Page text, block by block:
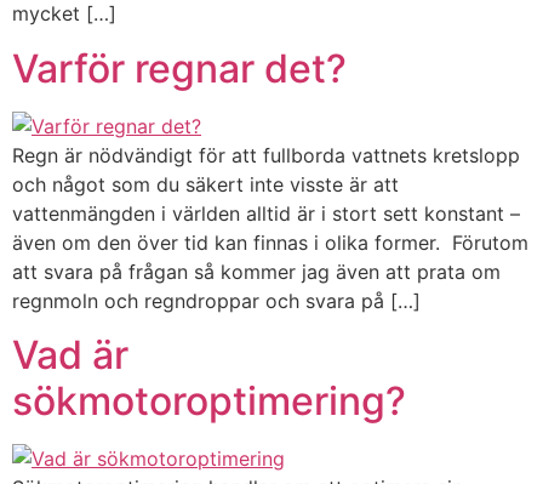
mycket […]
Varför regnar det?
Regn är nödvändigt för att fullborda vattnets kretslopp
och något som du säkert inte visste är att
vattenmängden i världen alltid är i stort sett konstant –
även om den över tid kan finnas i olika former. Förutom
att svara på frågan så kommer jag även att prata om
regnmoln och regndroppar och svara på […]
Vad är
sökmotoroptimering?